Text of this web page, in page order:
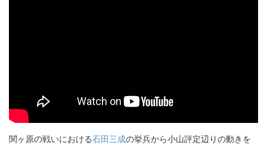
関ヶ原の戦いにおける石田三成の挙兵から小山評定辺りの動きを